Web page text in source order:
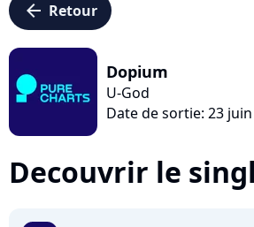
arrow_left Retour
Dopium
U-God
Date de sortie: 23
Decouvrir le